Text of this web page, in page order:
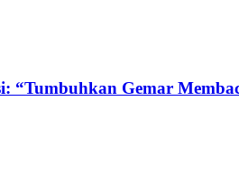
“Tumbuhkan Gemar